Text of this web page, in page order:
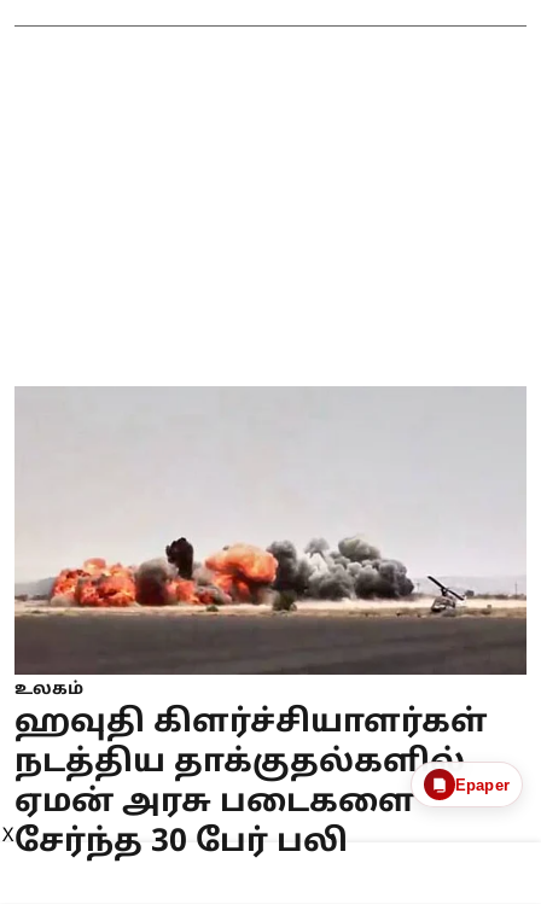
உலகம்
ஹவுதி கிளர்ச்சியாளர்கள்
நடத்திய தாக்குதல்களில்
ஏமன் அரசு படைகளை
சேர்ந்த 30 பேர் பலி
Epaper
X